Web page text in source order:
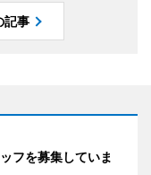
記事
フを募集していま